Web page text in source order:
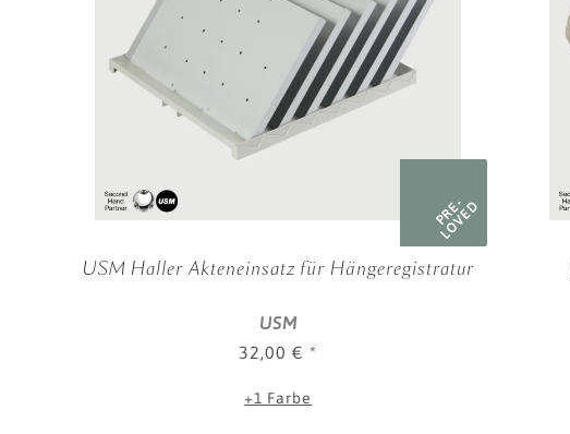
PRE-
LOVED
USM Haller Akteneinsatz für Hängeregistratur
USM
32,00 €*
+1 Farbe